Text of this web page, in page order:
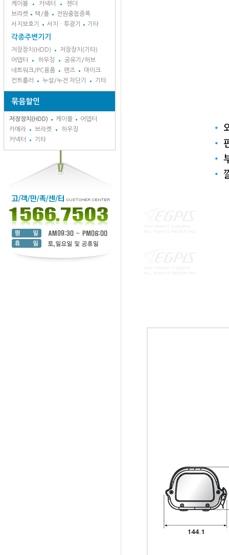
케이블 커넥터
젠더
브라켓
랙/폴
전원중첩증폭
서지보호기
서치ㆍ투광기 기타
각종주변기기
저장장치(HDD)
저장장치(기타)
어뎁터
하우징
공유기/허브
네트워크/PC용품
렌즈
마이크
컨트롤러
누설/누전 차단기 기타
묶음할인
저장장치(HDD) 케이블
어뎁터
카메라
브라켓
하우징
커넥터
기타